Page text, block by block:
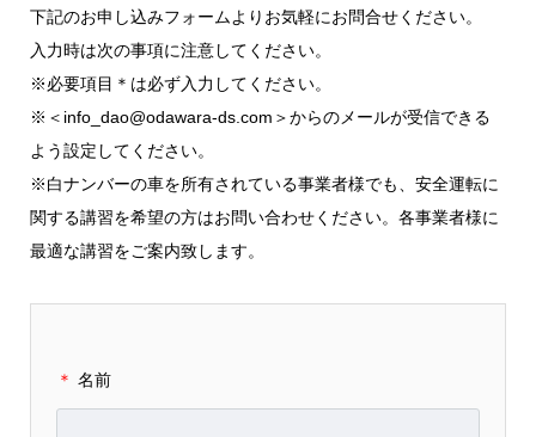
下記のお申し込みフォームよりお気軽にお問合せください。
入力時は次の事項に注意してください。
※必要項目＊は必ず入力してください。
※＜info_dao@odawara-ds.com＞からのメールが受信できる
よう設定してください。
※白ナンバーの車を所有されている事業者様でも、安全運転に
関する講習を希望の方はお問い合わせください。各事業者様に
最適な講習をご案内致します。
＊ 名前